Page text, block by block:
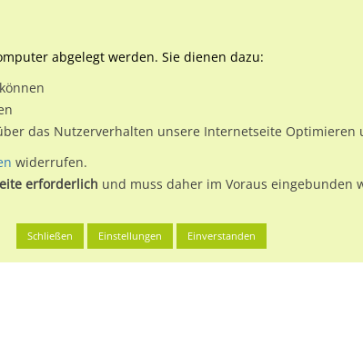
Plakatwerbung
Stadt Dahlhauser Str 196 re
abgelegt werden. Sie dienen dazu:
das Nutzerverhalten unsere Internetseite Optimieren
widerrufen.
erforderlich und muss daher im Voraus eingebunden
Schließen Einstellungen Einverstanden